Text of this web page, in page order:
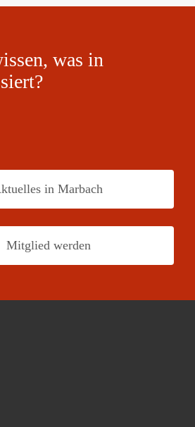
was in
in Marbach
Mitglied werden